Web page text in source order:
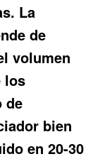
La
de
volumen
los
de
bien
en 20-30